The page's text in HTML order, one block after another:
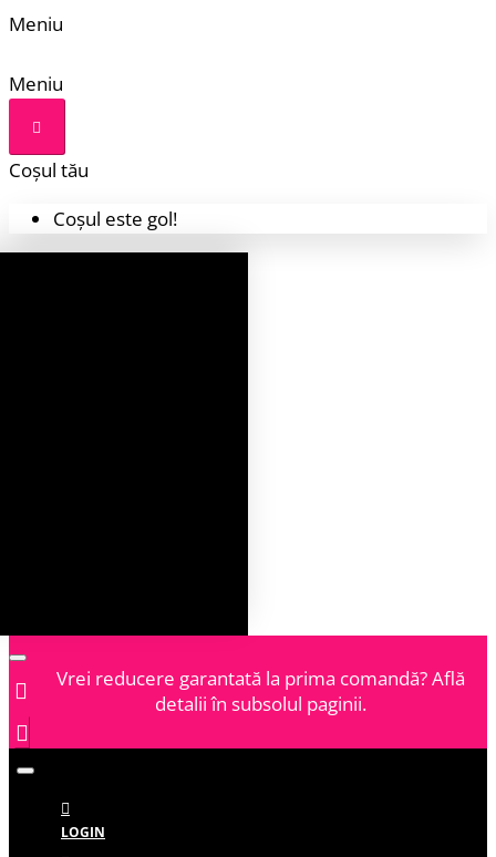
Meniu
Meniu
Coșul tău
Coșul este gol!
Vrei reducere garantată la prima comandă? Află
detalii în subsolul paginii.
LOGIN